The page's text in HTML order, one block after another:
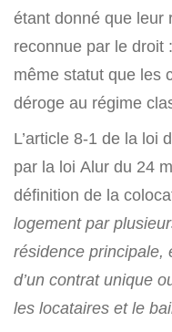
étant donné que leur
reconnue par le droit
même statut que les
déroge au régime
L’article 8-1 de la loi
par la loi Alur du 24
définition de la
logement par
résidence principale,
d’un contrat unique
les locataires et le